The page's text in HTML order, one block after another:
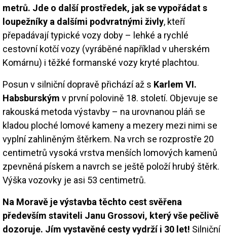
metrů. Jde o další prostředek, jak se vypořádat s
loupežníky a dalšími podvratnými živly, kteří
přepadávají typické vozy doby – lehké a rychlé
cestovní kotčí vozy (vyráběné například v uherském
Komárnu) i těžké formanské vozy kryté plachtou.
Posun v silniční dopravě přichází až s Karlem VI.
Habsburským v první polovině 18. století. Objevuje se
rakouská metoda výstavby – na urovnanou pláň se
kladou ploché lomové kameny a mezery mezi nimi se
vyplní zahliněným štěrkem. Na vrch se rozprostře 20
centimetrů vysoká vrstva menších lomových kamenů
zpevněná pískem a navrch se ještě položí hrubý štěrk.
Výška vozovky je asi 53 centimetrů.
Na Moravě je výstavba těchto cest svěřena
především staviteli Janu Grossovi, který vše pečlivě
dozoruje. Jím vystavěné cesty vydrží i 30 let! Silniční